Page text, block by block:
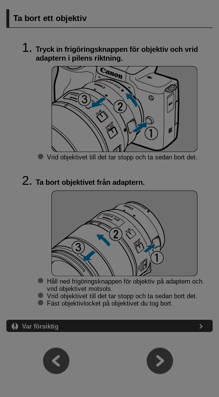
Ta bort ett objektiv
Tryck in frigöringsknappen för objektiv och vrid
adaptern i pilens riktning.
Vrid objektivet till det tar stopp och ta sedan bort det.
Ta bort objektivet från adaptern.
Håll ned frigöringsknappen för objektiv på adaptern och
vrid objektivet motsols.
Vrid objektivet till det tar stopp och ta sedan bort det.
Fäst objektivlocket på objektivet du tog bort.
Var försiktig